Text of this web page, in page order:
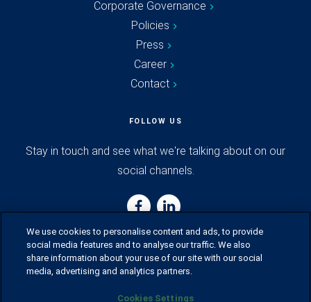
Corporate Governance
Policies
Press
Career
Contact
FOLLOW US
Stay in touch and see what we're talking about on our
social channels.
We use cookies to personalise content and ads, to provide
social media features and to analyse our traffic. We also
share information about your use of our site with our social
media, advertising and analytics partners.
Cookies Settings